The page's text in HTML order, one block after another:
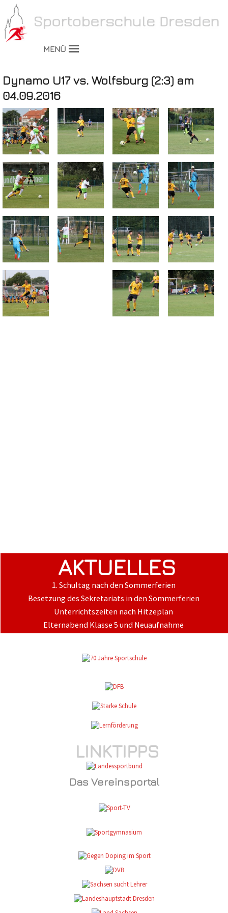
MENÜ
Dynamo U17 vs. Wolfsburg (2:3) am
04.09.2016
AKTUELLES
1. Schultag nach den Sommerferien
Besetzung des Sekretariats in den Sommerferien
Unterrichtszeiten nach Hitzeplan
Elternabend Klasse 5 und Neuaufnahme
LINKTIPPS
Das Vereinsportal